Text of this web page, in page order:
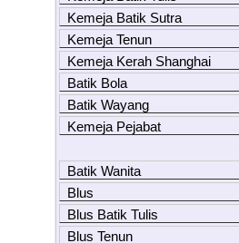
Kemeja Batik Sutra
Kemeja Tenun
Kemeja Kerah Shanghai
Batik Bola
Batik Wayang
Kemeja Pejabat
Batik Wanita
Blus
Blus Batik Tulis
Blus Tenun